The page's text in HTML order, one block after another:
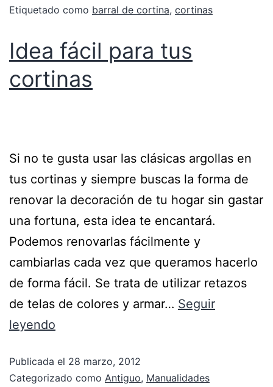
Etiquetado como barral de cortina, cortinas
Idea fácil para tus
cortinas
Si no te gusta usar las clásicas argollas en
tus cortinas y siempre buscas la forma de
renovar la decoración de tu hogar sin gastar
una fortuna, esta idea te encantará.
Podemos renovarlas fácilmente y
cambiarlas cada vez que queramos hacerlo
de forma fácil. Se trata de utilizar retazos
de telas de colores y armar… Seguir
leyendo
Publicada el 28 marzo, 2012
Categorizado como Antiguo, Manualidades